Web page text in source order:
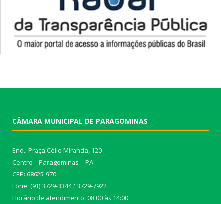
CÂMARA MUNICIPAL DE PARAGOMINAS
End.: Praça Célio Miranda, 120
Centro – Paragominas – PA
CEP: 68625-970
Fone: (91) 3729-3344 / 3729-7922
Horário de atendimento: 08:00 às 14:00